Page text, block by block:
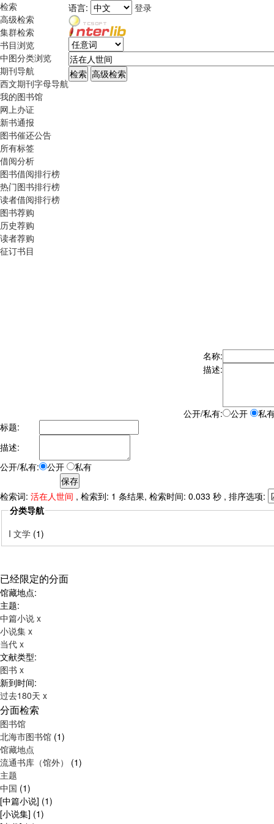
检索
高级检索
集群检索
书目浏览
中图分类浏览
期刊导航
西文期刊字母导航
我的图书馆
网上办证
新书通报
图书催还公告
所有标签
借阅分析
图书借阅排行榜
热门图书排行榜
读者借阅排行榜
图书荐购
历史荐购
读者荐购
征订书目
语言: 登录
名称:
描述:
公开/私有: 公开
私
标题:
描述:
公开/私有:
公开 私有
检索词: 活在人世间 , 检索到: 1 条结果, 检索时间: 0.033 秒 , 排序选项:
分类导航
I 文学 (1)
已经限定的分面
馆藏地点:
主题:
中篇小说 x
小说集 x
当代 x
文献类型:
图书 x
新到时间:
过去180天 x
分面检索
图书馆
北海市图书馆 (1)
馆藏地点
流通书库（馆外） (1)
主题
中国 (1)
[中篇小说] (1)
[小说集] (1)